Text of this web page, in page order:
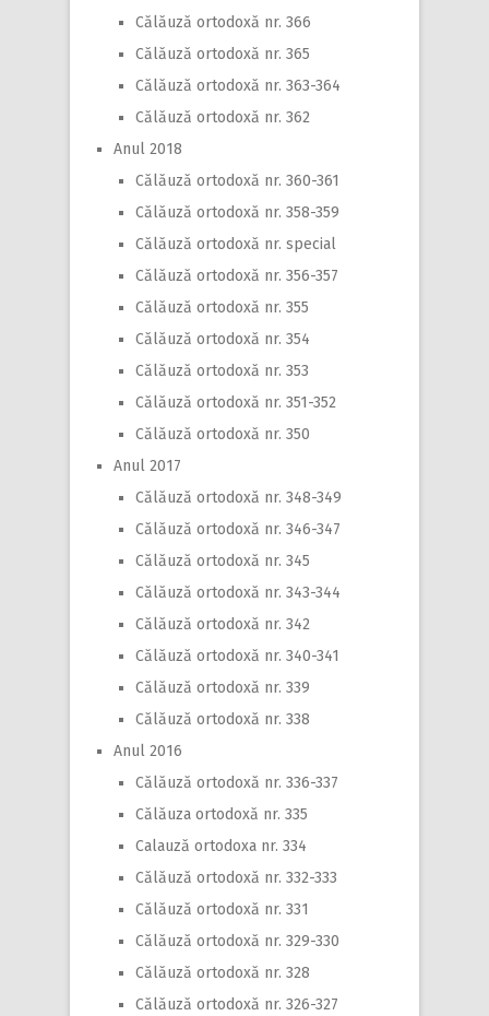
Călăuză ortodoxă nr. 366
Călăuză ortodoxă nr. 365
Călăuză ortodoxă nr. 363-364
Călăuză ortodoxă nr. 362
Anul 2018
Călăuză ortodoxă nr. 360-361
Călăuză ortodoxă nr. 358-359
Călăuză ortodoxă nr. special
Călăuză ortodoxă nr. 356-357
Călăuză ortodoxă nr. 355
Călăuză ortodoxă nr. 354
Călăuză ortodoxă nr. 353
Călăuză ortodoxă nr. 351-352
Călăuză ortodoxă nr. 350
Anul 2017
Călăuză ortodoxă nr. 348-349
Călăuză ortodoxă nr. 346-347
Călăuză ortodoxă nr. 345
Călăuză ortodoxă nr. 343-344
Călăuză ortodoxă nr. 342
Călăuză ortodoxă nr. 340-341
Călăuză ortodoxă nr. 339
Călăuză ortodoxă nr. 338
Anul 2016
Călăuză ortodoxă nr. 336-337
Călăuza ortodoxă nr. 335
Calauză ortodoxa nr. 334
Călăuză ortodoxă nr. 332-333
Călăuză ortodoxă nr. 331
Călăuză ortodoxă nr. 329-330
Călăuză ortodoxă nr. 328
Călăuză ortodoxă nr. 326-327